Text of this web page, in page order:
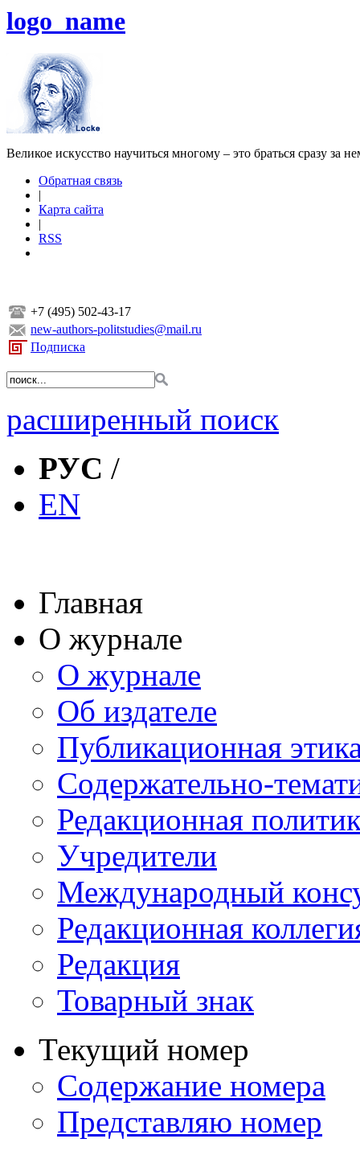
logo_name
Великое искусство научиться многому – это браться сразу за
Обратная связь
|
Карта сайта
|
RSS
+7 (495) 502-43-17
new-authors-politstudies@mail.ru
Подписка
расширенный поиск
РУС /
EN
Главная
О журнале
О журнале
Об издателе
Публикационная
Содержательно-
Редакционная
Учредители
Международный
Редакционная
Редакция
Товарный знак
Текущий номер
Содержание номера
Представляю номер